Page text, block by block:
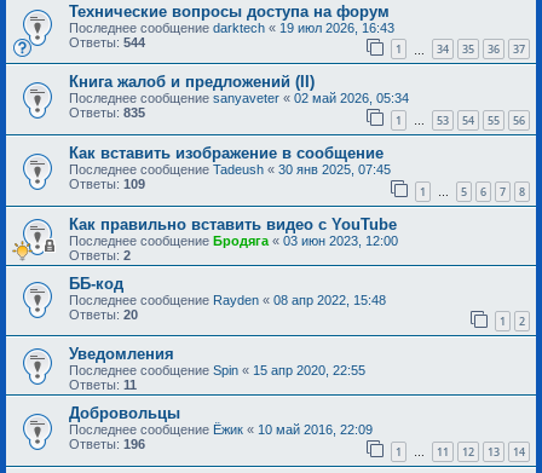
Технические вопросы доступа на форум
Последнее сообщение darktech « 19 июл 2026, 16:43
Ответы: 544 1 34 35 36 37
Книга жалоб и предложений (II)
Последнее сообщение sanyaveter « 02 май 2026, 05:34
Ответы: 835 1 … 53 54 55 56
Как вставить изображение в сообщение
Последнее сообщение Tadeush « 30 янв 2025, 07:45
Ответы: 109 1 … 5 6 7 8
Как правильно вставить видео с YouTube
Последнее сообщение Бродяга « 03 июн 2023, 12:00
Ответы: 2
ББ-код
Последнее сообщение Rayden « 08 апр 2022, 15:48
Ответы: 20 1 2
Уведомления
Последнее сообщение Spin « 15 апр 2020, 22:55
Ответы: 11
Добровольцы
Последнее сообщение Ёжик « 10 май 2016, 22:09
Ответы: 196 1 … 11 12 13 14